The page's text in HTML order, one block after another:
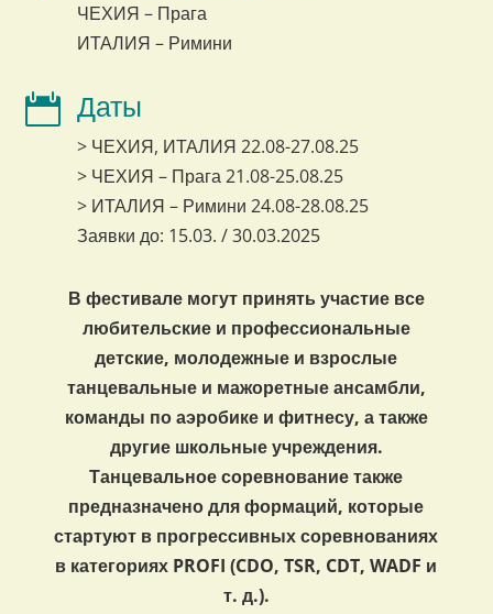
ЧЕХИЯ – Прага
ИТАЛИЯ – Римини
 Даты
> ЧЕХИЯ, ИТАЛИЯ 22.08-27.08.25
> ЧЕХИЯ – Прага 21.08-25.08.25
> ИТАЛИЯ – Римини 24.08-28.08.25
Заявки до: 15.03. / 30.03.2025
В фестивале могут принять участие все
любительские и профессиональные
детские, молодежные и взрослые
танцевальные и мажоретные ансамбли,
команды по аэробике и фитнесу, а также
другие школьные учреждения.
Танцевальное соревнование также
предназначено для формаций, которые
стартуют в прогрессивных соревнованиях
в категориях PROFI (CDO, TSR, CDT, WADF и
т. д.).